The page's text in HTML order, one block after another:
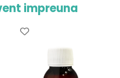
impreuna